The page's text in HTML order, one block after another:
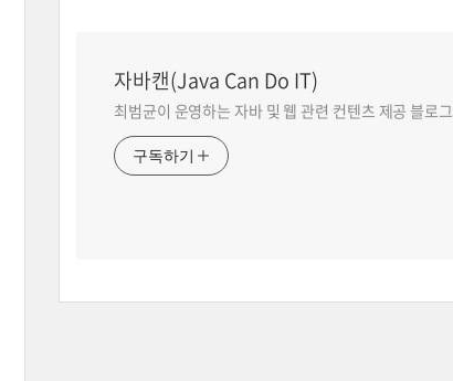
자바캔(Java Can Do IT)
최범균이 운영하는 자바 및 웹 관련 컨텐츠 제공 블로그
구독하기